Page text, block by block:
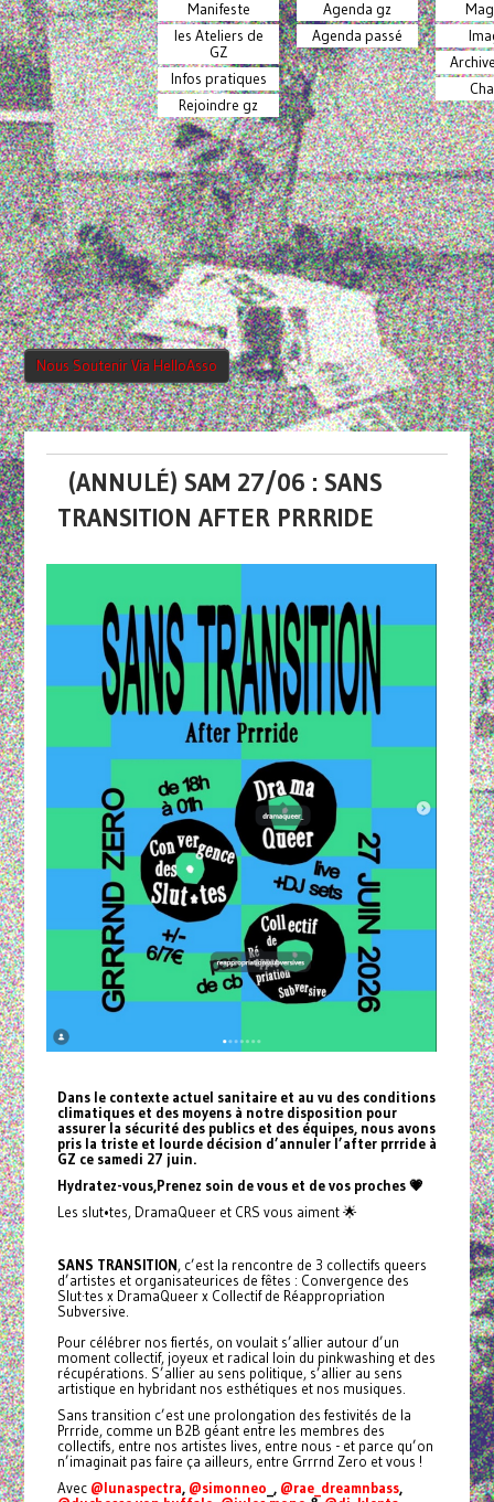
Manifeste
les Ateliers de
GZ
Infos pratiques
Rejoindre gz
Agenda gz
Agenda passé
Nous Soutenir Via HelloAsso
(ANNULÉ) SAM 27/06 : SANS
TRANSITION AFTER PRRRIDE
Dans le contexte actuel sanitaire et au vu des conditions
climatiques et des moyens à notre disposition pour
assurer la sécurité des publics et des équipes, nous avons
pris la triste et lourde décision d’annuler l’after prrride à
GZ ce samedi 27 juin.
Hydratez-vous,Prenez soin de vous et de vos proches 💗
Les slut•tes, DramaQueer et CRS vous aiment 🌟
SANS TRANSITION, c’est la rencontre de 3 collectifs queers
d’artistes et organisateurices de fêtes : Convergence des
Slut·tes x DramaQueer x Collectif de Réappropriation
Subversive.
Pour célébrer nos fiertés, on voulait s’allier autour d’un
moment collectif, joyeux et radical loin du pinkwashing et des
récupérations. S’allier au sens politique, s’allier au sens
artistique en hybridant nos esthétiques et nos musiques.
Sans transition c’est une prolongation des festivités de la
Prrride, comme un B2B géant entre les membres des
collectifs, entre nos artistes lives, entre nous - et parce qu’on
n’imaginait pas faire ça ailleurs, entre Grrrnd Zero et vous !
Avec @lunaspectra, @simonneo _, @rae_dreamnbass,